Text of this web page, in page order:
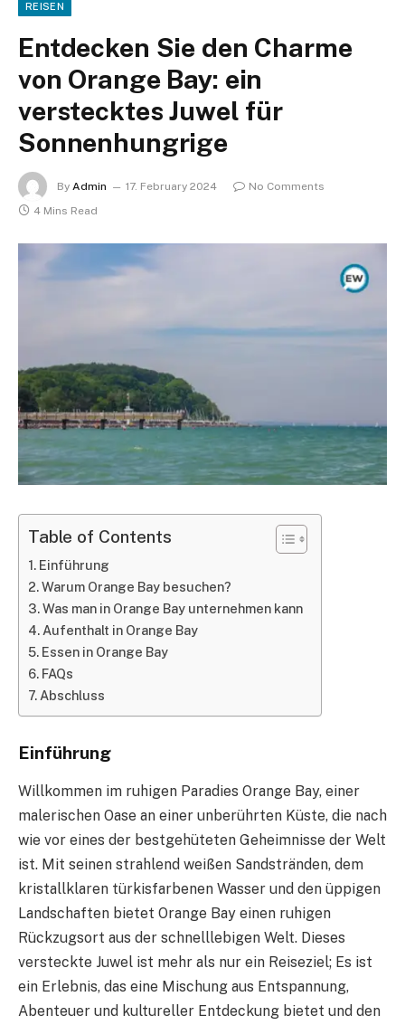
REISEN
Entdecken Sie den Charme
von Orange Bay: ein
verstecktes Juwel für
Sonnenhungrige
By Admin 17. February 2024
No Comments
4 Mins Read
Table of Contents
Einführung
Warum Orange Bay besuchen?
Was man in Orange Bay unternehmen kann
Aufenthalt in Orange Bay
Essen in Orange Bay
FAQs
Abschluss
Einführung
Willkommen im ruhigen Paradies Orange Bay, einer
malerischen Oase an einer unberührten Küste, die nach
wie vor eines der bestgehüteten Geheimnisse der Welt
ist. Mit seinen strahlend weißen Sandstränden, dem
kristallklaren türkisfarbenen Wasser und den üppigen
Landschaften bietet Orange Bay einen ruhigen
Rückzugsort aus der schnelllebigen Welt. Dieses
versteckte Juwel ist mehr als nur ein Reiseziel; Es ist
ein Erlebnis, das eine Mischung aus Entspannung,
Abenteuer und kultureller Entdeckung bietet und den